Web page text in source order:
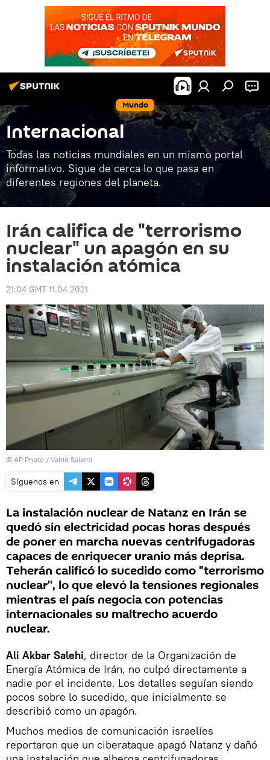
Mundo
Internacional
Todas las noticias mundiales en un mismo portal
informativo. Sigue de cerca lo que pasa en
diferentes regiones del planeta.
Irán califica de "terrorismo
nuclear" un apagón en su
instalación atómica
21:04 GMT 11.04.2021
© AP Photo / Vahid Salemi
Síguenos en
La instalación nuclear de Natanz en Irán se
quedó sin electricidad pocas horas después
de poner en marcha nuevas centrifugadoras
capaces de enriquecer uranio más deprisa.
Teherán calificó lo sucedido como "terrorismo
nuclear'', lo que elevó la tensiones regionales
mientras el país negocia con potencias
internacionales su maltrecho acuerdo
nuclear.
Ali Akbar Salehi, director de la Organización de
Energía Atómica de Irán, no culpó directamente a
nadie por el incidente. Los detalles seguían siendo
pocos sobre lo sucedido, que inicialmente se
describió como un apagón.
Muchos medios de comunicación israelíes
reportaron que un ciberataque apagó Natanz y dañó